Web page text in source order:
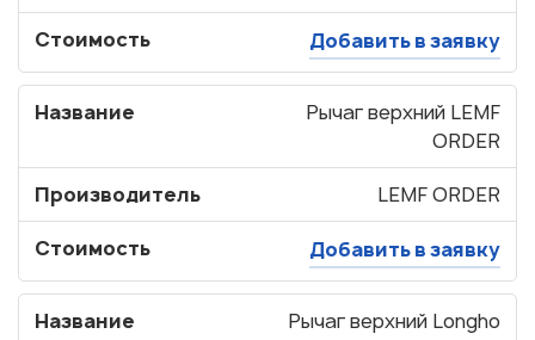
Стоимость Добавить в заявку
Название
Рычаг верхний LEMF
ORDER
Производитель LEMF ORDER
Стоимость Добавить в заявку
Название Рычаг верхний Longho